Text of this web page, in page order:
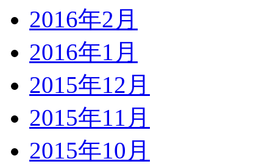
2016年2月
2016年1月
2015年12月
2015年11月
2015年10月